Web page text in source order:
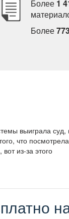
Более 1
Более
выиграла
что
из-за этого